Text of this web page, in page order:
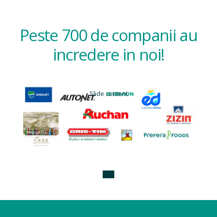
Peste 700 de companii au
incredere in noi!
Slide content